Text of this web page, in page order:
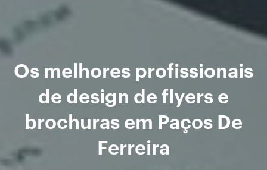
Os melhores profissionais
de design de flyers e
brochuras em Paços De
Ferreira